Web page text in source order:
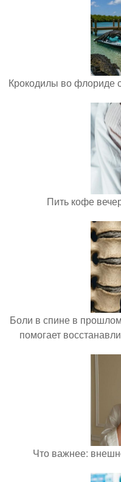
Крокодилы во флориде
Пить кофе
Боли в спине в
помогает
Что важнее: